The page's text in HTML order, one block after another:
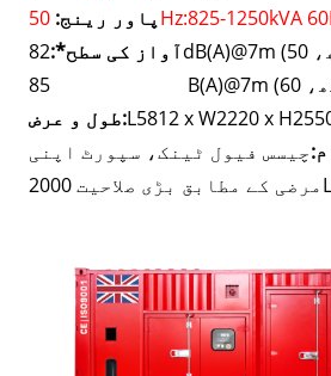
پاور رینج: 50Hz:825-1250kVA
آواز کی سطح*:
طول و عرض:L5812 x W2220 x
چیسس فیول ٹینک، سپورٹ اپنی